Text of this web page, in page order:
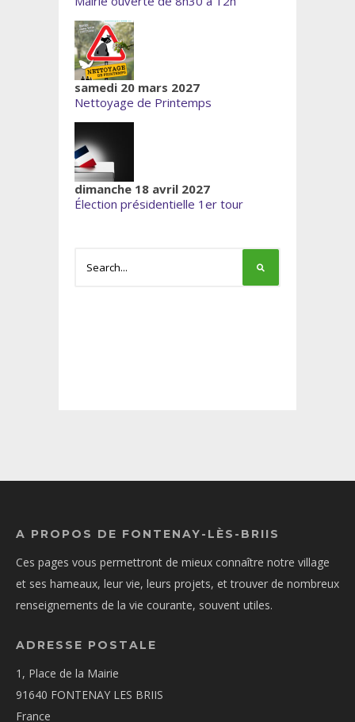
samedi 20 mars 2027
Nettoyage de Printemps
dimanche 18 avril 2027
Élection présidentielle 1er tour
A PROPOS DE FONTENAY-LÈS-BRIIS
Ces pages vous permettront de mieux connaître notre village
et ses hameaux, leur vie, leurs projets, et trouver de nombreux
renseignements de la vie courante, souvent utiles.
ADRESSE POSTALE
1, Place de la Mairie
91640 FONTENAY LES BRIIS
France